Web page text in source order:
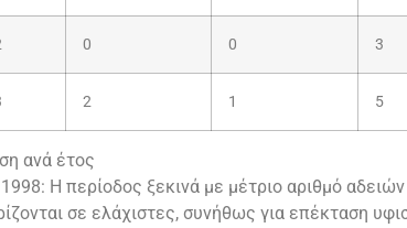
0 0 3
2 1 5
ανά έτος
Η περίοδος ξεκινά με μέτριο αριθμό
σε ελάχιστες, συνήθως για επέκταση